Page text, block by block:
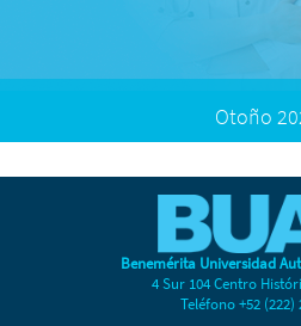
Otoño
Benemérita Universidad
4 Sur 104 Centro
Teléfono +52 (222)